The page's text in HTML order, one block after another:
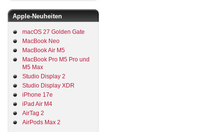
Apple-Neuheiten
macOS 27 Golden Gate
MacBook Neo
MacBook Air M5
MacBook Pro M5 Pro und
M5 Max
Studio Display 2
Studio Display XDR
iPhone 17e
iPad Air M4
AirTag 2
AirPods Max 2